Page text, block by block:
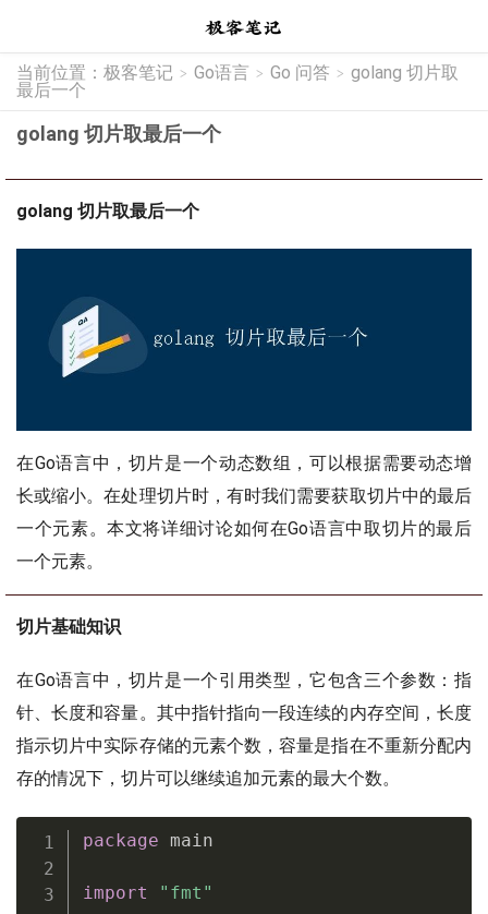
当前位置： 极客笔记 > Go语言 > Go 问答 > golang 切片取
最后一个
golang 切片取最后一个
golang 切片取最后一个
在Go语言中，切片是一个动态数组，可以根据需要动态增
长或缩小。在处理切片时，有时我们需要获取切片中的最后
一个元素。本文将详细讨论如何在Go语言中取切片的最后
一个元素。
切片基础知识
在Go语言中，切片是一个引用类型，它包含三个参数：指
针、长度和容量。其中指针指向一段连续的内存空间，长度
指示切片中实际存储的元素个数，容量是指在不重新分配内
存的情况下，切片可以继续追加元素的最大个数。
package main
import "fmt"